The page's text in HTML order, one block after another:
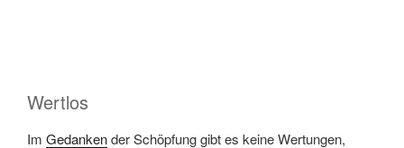
Wertlos
Im Gedankender Schöpfung gibt es keine Wertungen,